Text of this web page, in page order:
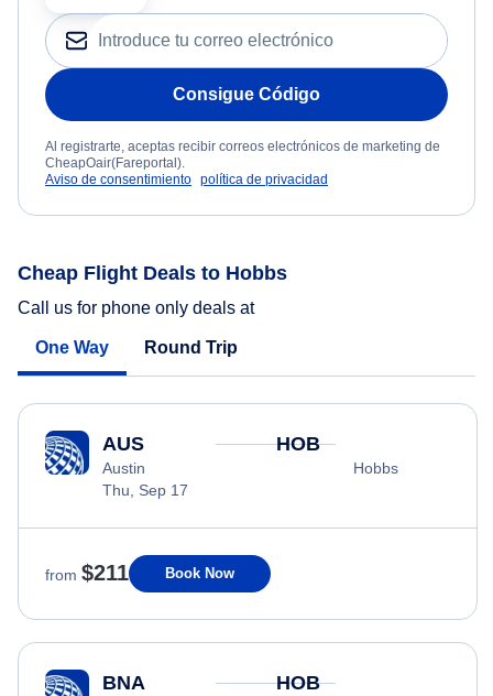
Consigue Código
Al registrarte, aceptas recibir correos electrónicos de marketing de
CheapOair(Fareportal).
Aviso de consentimiento política de privacidad
Cheap Flight Deals to Hobbs
Call us for phone only deals at
One Way Round Trip
AUS
Austin
Thu, Sep 17
HOB
Hobbs
from $211 Book Now
BNA HOB